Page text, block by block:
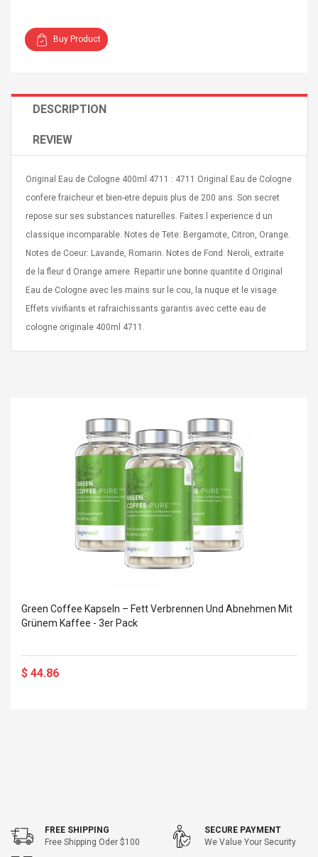
Sole
Streel
Protection En
PS4
Men's Pendant Necklace
Tropical Foxtail Chain
Boxing Gloves Fashion
Casual / Sporty Hip Hop
Stainless Steel Silver Gold
Golden 1 Pair Gloves
Black 1 Pair Gloves Rose
Golden 1 Pair Gloves 55
Cm Lightinthebox
$ 15.46
$ 28.63
NUX NOD-1 HORSEMAN
Pédale D'effet Guitare
Overdrive
$ 93.93
- Advanced Natural
Buy Product
DESCRIPTION
REVIEW
Original Eau de Cologne 400ml 4711 : 4711 Original Eau de Cologne
confere fraicheur et bien-etre depuis plus de 200 ans. Son secret
repose sur ses substances naturelles. Faites l experience d un
classique incomparable. Notes de Tete: Bergamote, Citron, Orange.
Notes de Coeur: Lavande, Romarin. Notes de Fond: Neroli, extraite
de la fleur d Orange amere. Repartir une bonne quantite d Original
Eau de Cologne avec les mains sur le cou, la nuque et le visage.
Effets vivifiants et rafraichissants garantis avec cette eau de
cologne originale 400ml 4711.
Green Coffee Kapseln – Fett Verbrennen Und Abnehmen Mit
Grünem Kaffee - 3er Pack
$ 44.86
FREE SHIPPING
Free Shipping Oder $100
SECURE PAYMENT
We Value Your Security